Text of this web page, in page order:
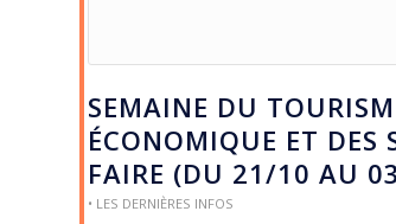
SEMAINE DU
ÉCONOMIQUE ET DES
FAIRE (DU 21/10 AU
• LES DERNIÈRES INFOS